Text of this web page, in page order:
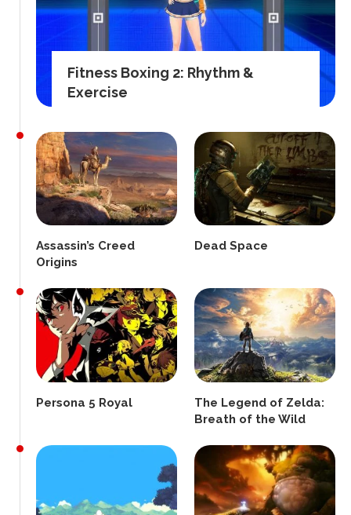
Fitness Boxing 2: Rhythm &
Exercise
Assassin’s Creed
Origins
Dead Space
Persona 5 Royal
The Legend of Zelda:
Breath of the Wild